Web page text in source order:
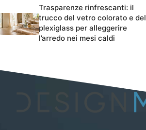
Trasparenze rinfrescanti: il
trucco del vetro colorato e del
plexiglass per alleggerire
l’arredo nei mesi caldi